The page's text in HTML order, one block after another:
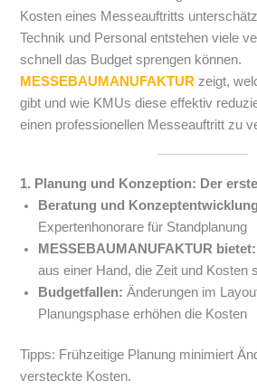
Kosten eines Messeauftritts
Technik und Personal entstehen viele
schnell das Budget sprengen können.
MESSEBAUMANUFAKTUR zeigt,
gibt und wie KMUs diese effektiv
einen professionellen Messeauftritt zu
1. Planung und Konzeption: Der
Beratung und
Expertenhonorare für Standplanung
MESSEBAUMANUFAKTUR bietet:
aus einer Hand, die Zeit und Kosten
Budgetfallen: Änderungen im
Planungsphase erhöhen die Kosten
Tipps: Frühzeitige Planung minimiert
versteckte Kosten.